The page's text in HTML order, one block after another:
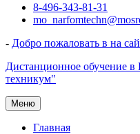
Перейти8-496-343-81-31
- Добро пожаловать в на
Дистанционное
техникум"
Меню
Главная